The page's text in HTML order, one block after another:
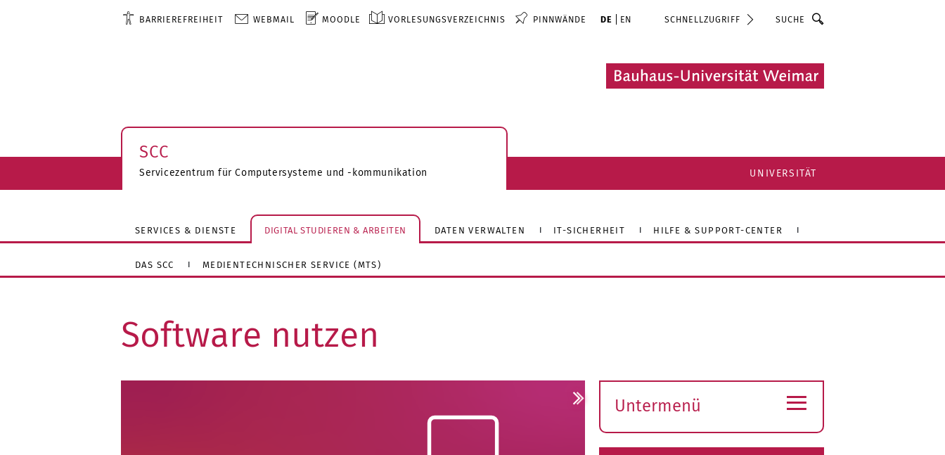
BARRIEREFREIHEIT WEBMAIL MOODLE VORLESUNGSVERZEICHNIS PINNWÄNDE DE EN SCHNELLZUGRIFF Suche
SCC
Servicezentrum für Computersysteme und -kommunikation UNIVERSITÄT
SERVICES & DIENSTE DIGITAL STUDIEREN & ARBEITEN DATEN VERWALTEN IT-SICHERHEIT HILFE & SUPPORT-CENTER
DAS SCC MEDIENTECHNISCHER SERVICE (MTS)
Software nutzen
Untermenü
öffnen
≡